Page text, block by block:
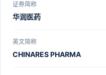
证券简称
华润医药
英文简称
CHINARES PHARMA